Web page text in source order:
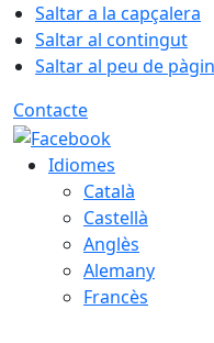
Saltar a la capçalera
Saltar al contingut
Saltar al peu de
Contacte
Idiomes
Català
Castellà
Anglès
Alemany
Francès